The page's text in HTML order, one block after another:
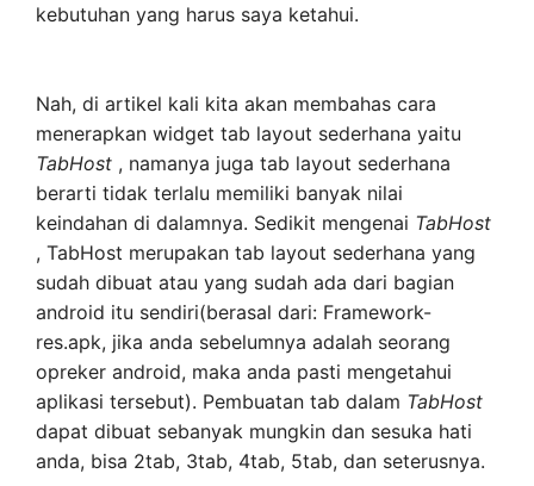
kebutuhan yang harus saya ketahui.
Nah, di artikel kali kita akan membahas cara
menerapkan widget tab layout sederhana yaitu
TabHost , namanya juga tab layout sederhana
berarti tidak terlalu memiliki banyak nilai
keindahan di dalamnya. Sedikit mengenai TabHost
, TabHost merupakan tab layout sederhana yang
sudah dibuat atau yang sudah ada dari bagian
android itu sendiri(berasal dari: Framework-
res.apk, jika anda sebelumnya adalah seorang
opreker android, maka anda pasti mengetahui
aplikasi tersebut). Pembuatan tab dalam TabHost
dapat dibuat sebanyak mungkin dan sesuka hati
anda, bisa 2tab, 3tab, 4tab, 5tab, dan seterusnya.